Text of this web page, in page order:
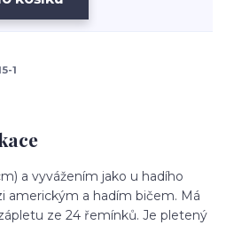
1
a vyvážením jako u hadího
americkým a hadím bičem. Má
ze 24 řemínků. Je pletený